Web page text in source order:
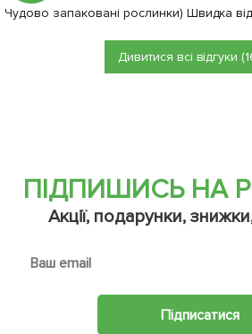
Чудово запаковані рослинки) Швидка
Дивитися всі відгуки
ПІДПИШИСЬ НА
Акції, подарунки,
Підписатися